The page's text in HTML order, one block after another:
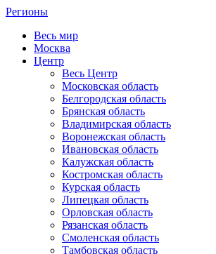
Регионы
Весь мир
Москва
Центр
Весь Центр
Московская область
Белгородская область
Брянская область
Владимирская область
Воронежская область
Ивановская область
Калужская область
Костромская область
Курская область
Липецкая область
Орловская область
Рязанская область
Смоленская область
Тамбовская область